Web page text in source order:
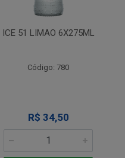
ICE 51 LIMAO 6X275ML
Código: 780
R$ 34,50